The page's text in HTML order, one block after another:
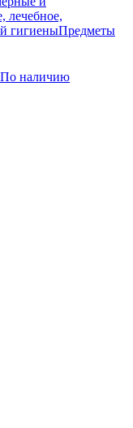
лечебное,
гигиеныПредметы
По наличию